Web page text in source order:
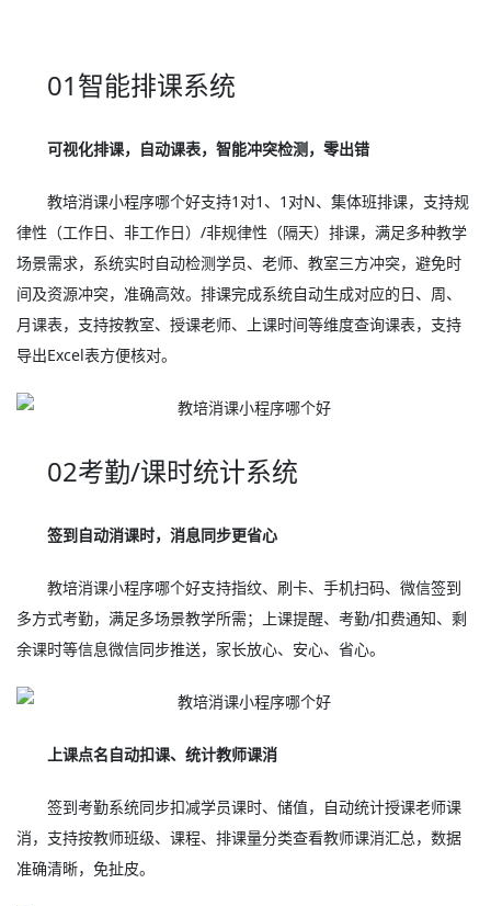
01智能排课系统
可视化排课，自动课表，智能冲突检测，零出错
教培消课小程序哪个好支持1对1、1对N、集体班排课，支持规
律性（工作日、非工作日）/非规律性（隔天）排课，满足多种教学
场景需求，系统实时自动检测学员、老师、教室三方冲突，避免时
间及资源冲突，准确高效。排课完成系统自动生成对应的日、周、
月课表，支持按教室、授课老师、上课时间等维度查询课表，支持
导出Excel表方便核对。
02考勤/课时统计系统
签到自动消课时，消息同步更省心
教培消课小程序哪个好支持指纹、刷卡、手机扫码、微信签到
多方式考勤，满足多场景教学所需；上课提醒、考勤/扣费通知、剩
余课时等信息微信同步推送，家长放心、安心、省心。
上课点名自动扣课、统计教师课消
签到考勤系统同步扣减学员课时、储值，自动统计授课老师课
消，支持按教师班级、课程、排课量分类查看教师课消汇总，数据
准确清晰，免扯皮。